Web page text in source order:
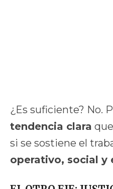
¿Es suficiente? No.
tendencia clara
si se sostiene el
operativo, social y